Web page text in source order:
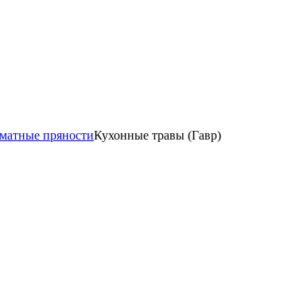
пряностиКухонные травы (Гавр)